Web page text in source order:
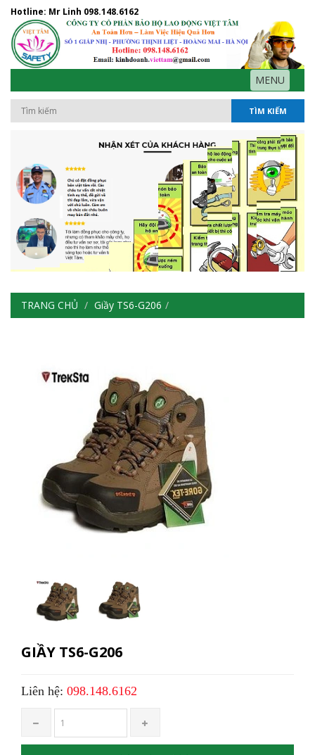
Hotline: Mr Linh 098.148.6162
MENU
TÌM KIẾM
TRANG CHỦ Giầy TS6-G206
GIẦY TS6-G206
Liên hệ: 098.148.6162